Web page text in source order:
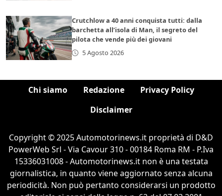
Crutchlow a 40 anni conquista tutti: dalla
barchetta all’isola di Man, il segreto del
pilota che vende più dei giovani
5 Agosto 2026
Chi siamo Redazione
Privacy Policy
Disclaimer
Copyright © 2025 Automotorinews.it proprietà di D&D
PowerWeb Srl - Via Cavour 310 - 00184 Roma RM - P.Iva
15336031008 - Automotorinews.it non è una testata
giornalistica, in quanto viene aggiornato senza alcuna
periodicità. Non può pertanto considerarsi un prodotto